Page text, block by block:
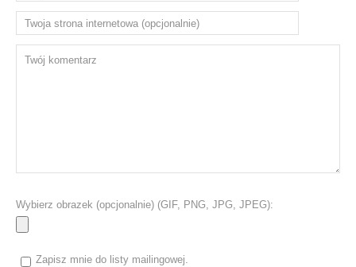
Wybierz obrazek (opcjonalnie) (GIF, PNG, JPG, JPEG):
Zapisz mnie do listy mailingowej.